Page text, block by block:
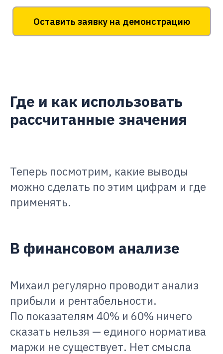
Оставить заявку на демонстрацию
Где и как использовать
рассчитанные значения
Теперь посмотрим, какие выводы
можно сделать по этим цифрам и где
применять.
В финансовом анализе
Михаил регулярно проводит анализ
прибыли и рентабельности.
По показателям 40% и 60% ничего
сказать нельзя — единого норматива
маржи не существует. Нет смысла